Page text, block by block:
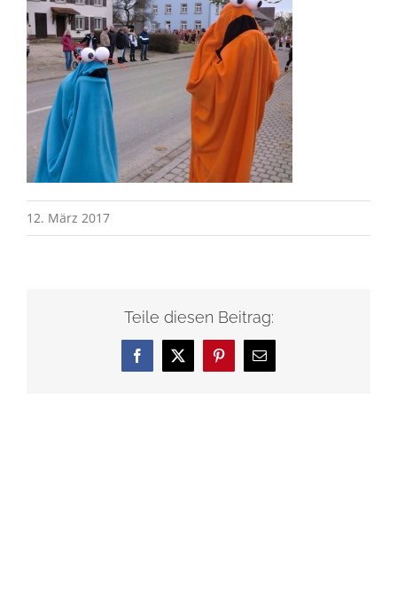
12. März 2017
Teile diesen Beitrag:
Facebook
X Pinterest
E-
Mail